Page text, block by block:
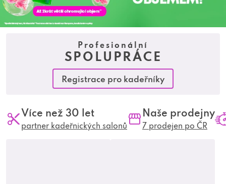
n
a
Profesionální
SPOLUPRÁCE
Registrace pro kadeřníky
Více než 30 let
partner kadeřnických salonů
Naše prodejny
7 prodejen po ČR